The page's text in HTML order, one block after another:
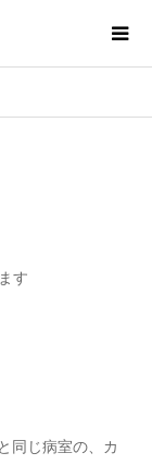
す
同じ病室の、カ